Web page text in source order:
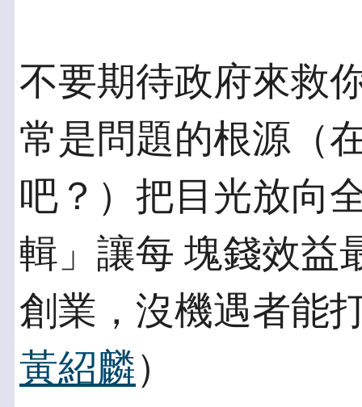
不要期待政府來救
常是問題的根源（
吧？）把目光放向
輯」讓每 塊錢效益
創業，沒機遇者能
黃紹麟）